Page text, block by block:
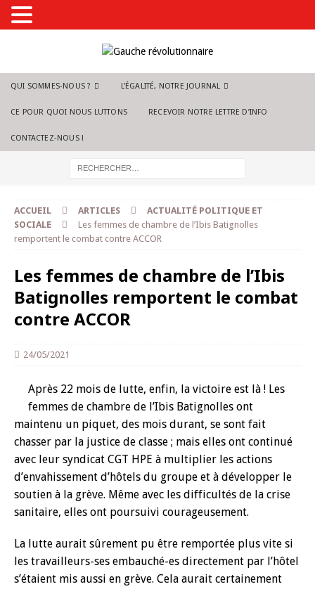
QUI SOMMES-NOUS ? L’ÉGALITÉ, NOTRE JOURNAL
CE POUR QUOI NOUS LUTTONS RECEVOIR NOTRE LETTRE D’INFO
CONTACTEZ-NOUS !
ACCUEIL ARTICLES
ACTUALITÉ POLITIQUE ET
SOCIALE
Les femmes de chambre de l’Ibis Batignolles
remportent le combat contre ACCOR
Les femmes de chambre de l’Ibis
Batignolles remportent le combat
contre ACCOR
24/05/2021
Après 22 mois de lutte, enfin, la victoire est là ! Les
femmes de chambre de l’Ibis Batignolles ont
maintenu un piquet, des mois durant, se sont fait
chasser par la justice de classe ; mais elles ont continué
avec leur syndicat CGT HPE à multiplier les actions
d’envahissement d’hôtels du groupe et à développer le
soutien à la grève. Même avec les difficultés de la crise
sanitaire, elles ont poursuivi courageusement.
La lutte aurait sûrement pu être remportée plus vite si
les travailleurs-ses embauché-es directement par l’hôtel
s’étaient mis aussi en grève. Cela aurait certainement